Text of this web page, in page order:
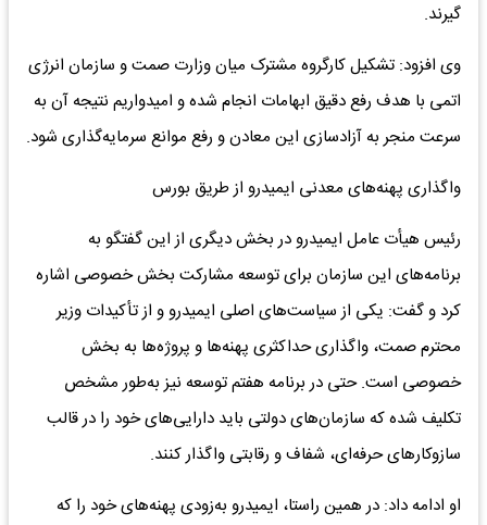
گیرند.
وی افزود: تشکیل کارگروه مشترک میان وزارت صمت و سازمان انرژی
اتمی با هدف رفع دقیق ابهامات انجام شده و امیدواریم نتیجه آن به
سرعت منجر به آزادسازی این معادن و رفع موانع سرمایه‌گذاری شود.
واگذاری پهنه‌های معدنی ایمیدرو از طریق بورس
رئیس هیأت عامل ایمیدرو در بخش دیگری از این گفتگو به
برنامه‌های این سازمان برای توسعه مشارکت بخش خصوصی اشاره
کرد و گفت: یکی از سیاست‌های اصلی ایمیدرو و از تأکیدات وزیر
محترم صمت، واگذاری حداکثری پهنه‌ها و پروژه‌ها به بخش
خصوصی است. حتی در برنامه هفتم توسعه نیز به‌طور مشخص
تکلیف شده که سازمان‌های دولتی باید دارایی‌های خود را در قالب
سازوکارهای حرفه‌ای، شفاف و رقابتی واگذار کنند.
او ادامه داد: در همین راستا، ایمیدرو به‌زودی پهنه‌های خود را که